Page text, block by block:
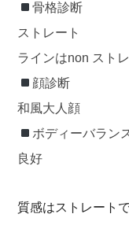
骨格診断
ストレート
ラインはnon スト
顔診断
和風大人顔
ボディーバラン
良好
質感はストレート